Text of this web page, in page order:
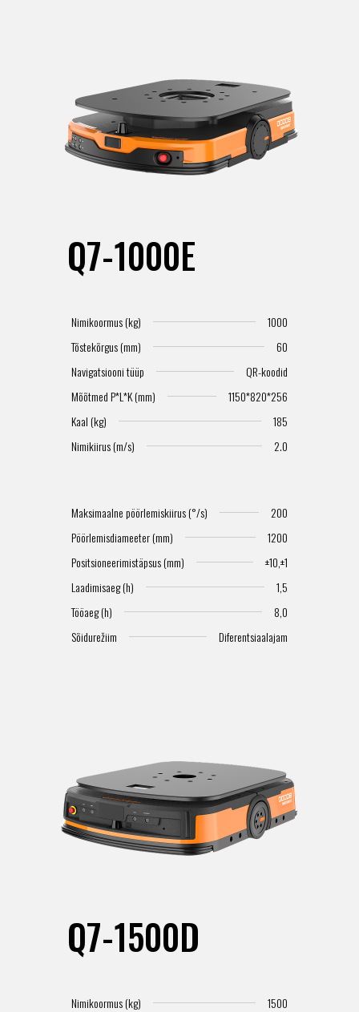
Q7-1000E
Nimikoormus (kg)
1000
Tõstekõrgus (mm)
60
Navigatsiooni tüüp
QR-koodid
Mõõtmed P*L*K (mm)
1150*820*256
Kaal (kg)
185
Nimikiirus (m/s)
2.0
Maksimaalne pöörlemiskiirus (°/s)
200
Pöörlemisdiameeter (mm)
1200
Positsioneerimistäpsus (mm)
±10,±1
Laadimisaeg (h)
1,5
Tööaeg (h)
8,0
Sõidurežiim
Diferentsiaalajam
Q7-1500D
Nimikoormus (kg)
1500